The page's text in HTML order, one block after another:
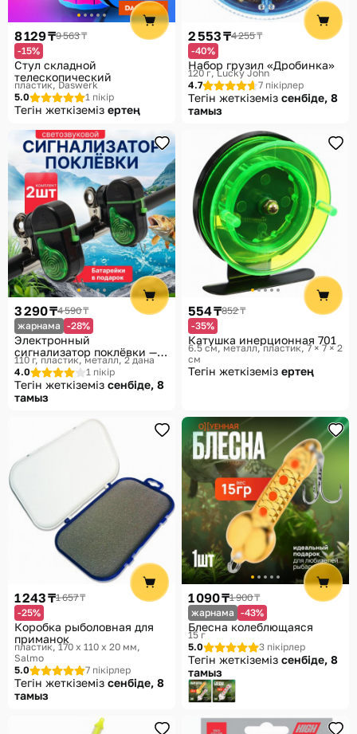
8 129 ₸9 563 ₸
-15%
Стул складной
телескопический
пластик Daswerk
5.0
1 пікір
Тегін жеткіземіз ертең
2 553 ₸4 255 ₸
-40%
Набор грузил «Дробинка»
120 г Lucky John
4.7
7 пікірлер
Тегін жеткіземіз сенбіде, 8
тамыз
3 290 ₸4 590 ₸
жарнама -28%
Электронный
сигнализатор поклёвки —
устройство, реагирующее
на натяжение лески
110 г, пластик, металл, 2 дана
4.0
1 пікір
Тегін жеткіземіз сенбіде, 8
тамыз
554 ₸852 ₸
-35%
Катушка инерционная 701
6.5 см, металл, пластик, 7 × 7 × 2
см
Тегін жеткіземіз ертең
1 243 ₸1 657 ₸
-25%
Коробка рыболовная для
приманок
пластик, 170 x 110 x 20 мм
Salmo
5.0
7 пікірлер
Тегін жеткіземіз сенбіде, 8
тамыз
1 090 ₸1 900 ₸
жарнама -43%
Блесна колеблющаяся
15 г
5.0
3 пікірлер
Тегін жеткіземіз сенбіде, 8
тамыз
Көмек
Жеткізу әдістері
Төлем әдістері